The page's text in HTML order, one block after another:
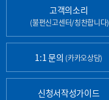
고객의소리
(불편신고센터/칭찬합니다)
1:1 문의 (카카오상담)
신청서작성가이드